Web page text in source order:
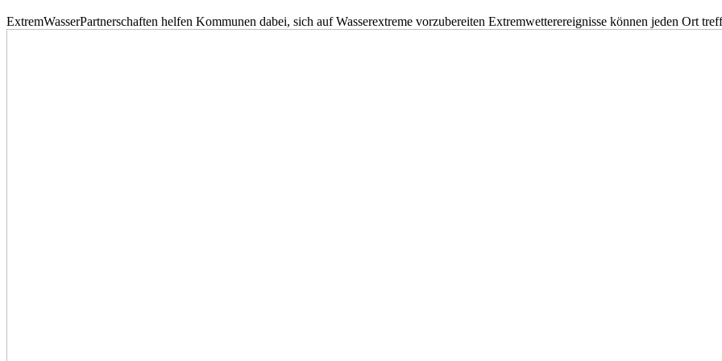
ExtremWasserPartnerschaften helfen Kommunen dabei, sich auf Wasserextreme vorzubereiten Extremwetterereignisse können jeden Ort